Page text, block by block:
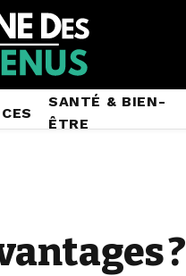
SANTÉ & BIEN-
ÊTRE
?